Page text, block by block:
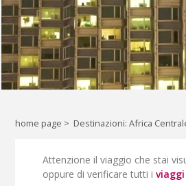
Oltre le
Liberi di
home page > Destinazioni: Africa
Attenzione il viaggio che stai
oppure di verificare tutti i